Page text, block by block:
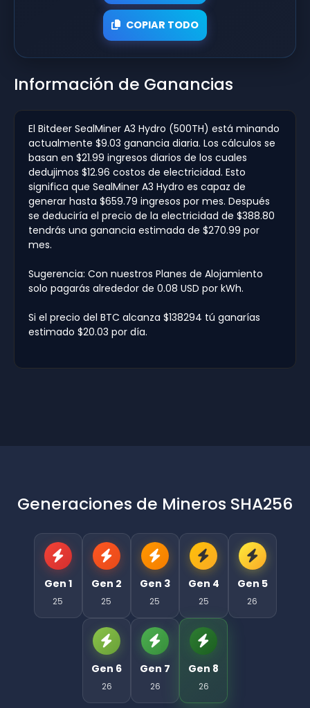
COPIAR TODO
Información de Ganancias
El Bitdeer SealMiner A3 Hydro (500TH) está minando
actualmente $9.03 ganancia diaria. Los cálculos se
basan en $21.99 ingresos diarios de los cuales
dedujimos $12.96 costos de electricidad. Esto
significa que SealMiner A3 Hydro es capaz de
generar hasta $659.79 ingresos por mes. Después
se deduciría el precio de la electricidad de $388.80
tendrás una ganancia estimada de $270.99 por
mes.
Sugerencia: Con nuestros Planes de Alojamiento
solo pagarás alrededor de 0.08 USD por kWh.
Si el precio del BTC alcanza $138294 tú ganarías
estimado $20.03 por día.
Generaciones de Mineros SHA256
Gen 1
25
Gen 2
25
Gen 3
25
Gen 4
25
Gen 5
26
Gen 6
26
Gen 7
26
Gen 8
26